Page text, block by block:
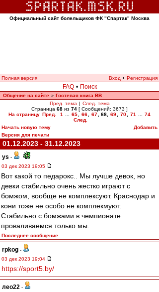
Официальный сайт болельщиков ФК "Спартак" Москва
Полная версия Вход • Регистрация
FAQ • Поиск
Общение на сайте » Гостевая книга ВВ
Пред. тема | След. тема
Страница 68 из 74 [ Сообщений: 3673 ]
На страницу Пред. 1 65 66 67 68 69 70 71
74
След.
Начать новую тему
Добавить
Версия для печати
01.12.2023 - 31.12.2023
ys -
03 дек 2023 19:05
Вот какой то педарокс.. Мы лучше девок, но
девки стабильно очень жестко играют с
бомжом, вообще не комплексуют. Краснодар и
кони тоже не особо не комплекмуют.
Стабильно с бомжами в чемпионате
проваливаемся только мы.
Последнее сообщение
rpkog -
03 дек 2023 19:04
https://sport5.by/
лео22 -